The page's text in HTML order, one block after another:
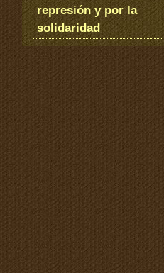
represión y por la
solidaridad